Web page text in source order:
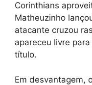
Corinthians
Matheuzinho
atacante cruzou
apareceu livre
título.
Em desvantagem,